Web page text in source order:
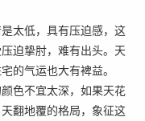
太低，具有压迫感，这
迫挚肘，难有出头。天
的气运也大有裨益。
色不宜太深，如果天花
翻地覆的格局，象征这